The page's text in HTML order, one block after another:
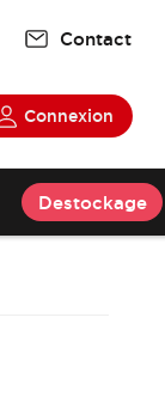
Contact
Connexion
Destockage